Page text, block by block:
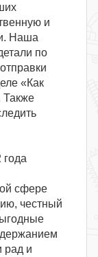
и
Наша
по
«Как
Также
сфере
честный
рад и